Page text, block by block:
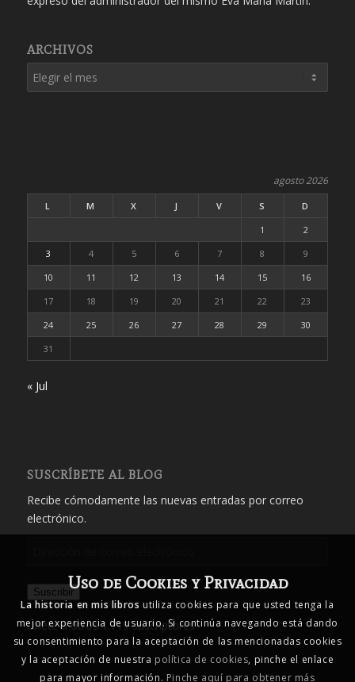
ARCHIVOS
agosto 2026
L M X J V S
D
1
2
3
4 5 6 7 8
9
10
11 12 13 14 15
16
17
18 19 20 21 22
23
24
25 26 27 28 29
30
31
« Jul
SUSCRÍBETE AL BLOG
Recibe cómodamente las nuevas entradas por correo
electrónico.
correo
electrónico
Suscribir
Únete a otros 1.719 suscriptores
Uso de Cookies y Privacidad
La historia en mis libros utiliza cookies para que usted tenga la
mejor experiencia de usuario. Si continúa navegando está dando
su consentimiento para la aceptación de las mencionadas cookies
y la aceptación de nuestra política de cookies, pinche el enlace
para mayor información. Pinche aquí para obtener más